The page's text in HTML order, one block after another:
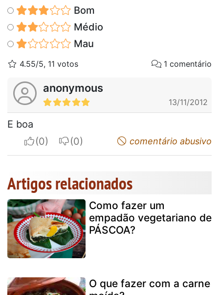
Bom
Médio
Mau
4.55/5, 11 votos 1 comentário
anonymous
13/11/2012
E boa
I apreciateI do not appreciatecomentário abusivo
Artigos relacionados
Como fazer um
empadão vegetariano de
PÁSCOA?
O que fazer com a carne